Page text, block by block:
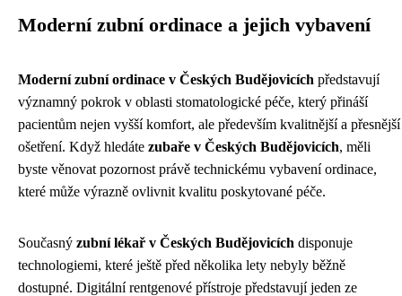
Moderní zubní ordinace a jejich vybavení
Moderní zubní ordinace v Českých Budějovicích představují
významný pokrok v oblasti stomatologické péče, který přináší
pacientům nejen vyšší komfort, ale především kvalitnější a přesnější
ošetření. Když hledáte zubaře v Českých Budějovicích, měli
byste věnovat pozornost právě technickému vybavení ordinace,
které může výrazně ovlivnit kvalitu poskytované péče.
Současný zubní lékař v Českých Budějovicích disponuje
technologiemi, které ještě před několika lety nebyly běžně
dostupné. Digitální rentgenové přístroje představují jeden ze